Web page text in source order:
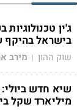
ג'ין
בישראל בהיקף של כ-12
שוק ההון | מירב
מיליארד שקל